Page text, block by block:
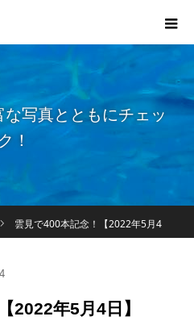
写真とともにチェッ
ク！
雲見で400本記念！【2022年5月4
2022年5月4日】